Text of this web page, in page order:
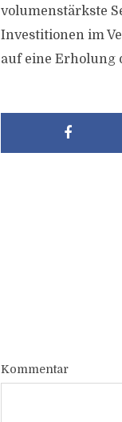
volumenstärkste
Investitionen im
auf eine Erholung
Kommentar